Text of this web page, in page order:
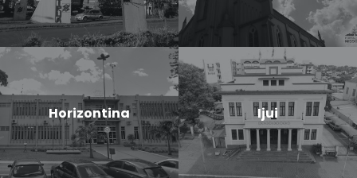
Horizontina Ijui